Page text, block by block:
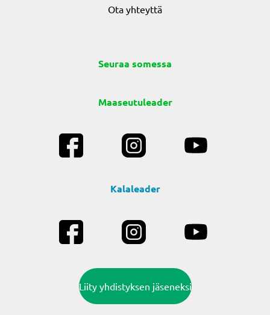
Ota yhteyttä
Seuraa somessa
Maaseutuleader
Kalaleader
Liity yhdistyksen jäseneksi